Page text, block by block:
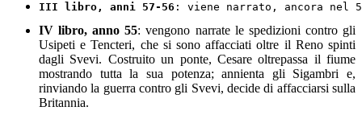
III libro, anni 57-56 : viene narrato, ancora nel
IV libro, anno 55: vengono narrate le spedizioni contro gli
Usipeti e Tencteri, che si sono affacciati oltre il Reno spinti
dagli Svevi. Costruito un ponte, Cesare oltrepassa il fiume
mostrando tutta la sua potenza; annienta gli Sigambri e,
rinviando la guerra contro gli Svevi, decide di affacciarsi sulla
Britannia.